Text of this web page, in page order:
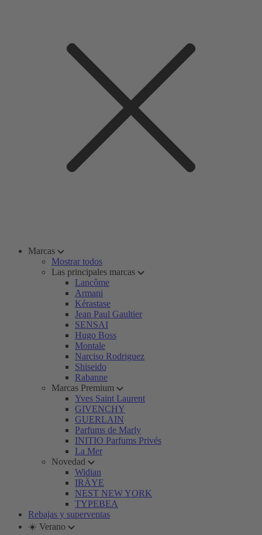
Marcas
Mostrar todos
Las principales marcas
Lancôme
Armani
Kérastase
Jean Paul Gaultier
SENSAI
Hugo Boss
Montale
Narciso Rodriguez
Shiseido
Rabanne
Marcas Premium
Yves Saint Laurent
GIVENCHY
GUERLAIN
Parfums de Marly
INITIO Parfums Privés
La Mer
Novedad
Widian
IRÄYE
NEST NEW YORK
TYPEBEA
Rebajas y superventas
☀️ Verano